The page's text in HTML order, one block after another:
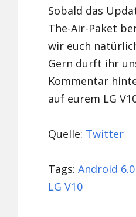
Sobald das
The-Air-Paket
wir euch
Gern dürft ihr
Kommentar
auf eurem LG
Quelle: Twitter
Tags:Android
LG V10